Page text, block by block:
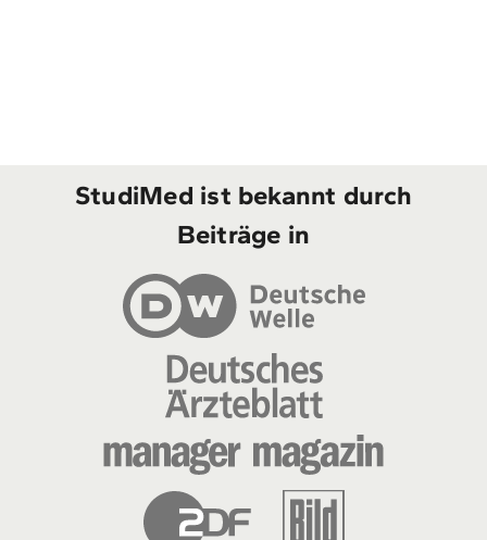
StudiMed ist bekannt durch
Beiträge in